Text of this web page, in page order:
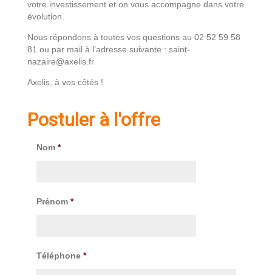
votre investissement et on vous accompagne dans votre
évolution.
Nous répondons à toutes vos questions au 02 52 59 58
81 ou par mail à l’adresse suivante : saint-
nazaire@axelis.fr
Axelis, à vos côtés !
Postuler à l'offre
Nom *
Prénom *
Téléphone *